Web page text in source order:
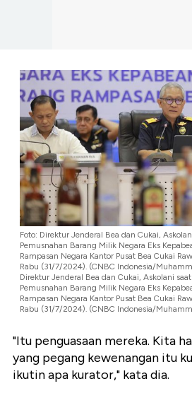
Foto: Direktur Jenderal Bea dan Cukai,
Pemusnahan Barang Milik Negara Eks
Rampasan Negara Kantor Pusat Bea Cukai
Rabu (31/7/2024). (CNBC Indonesia/
Direktur Jenderal Bea dan Cukai, Askolani
Pemusnahan Barang Milik Negara Eks
Rampasan Negara Kantor Pusat Bea Cukai
Rabu (31/7/2024). (CNBC Indonesia/
"Itu penguasaan mereka. Kita
yang pegang kewenangan itu
ikutin apa kurator," kata dia.